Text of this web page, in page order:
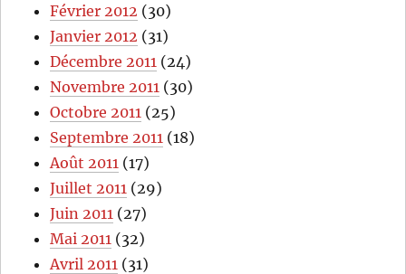
Février 2012 (30)
Janvier 2012 (31)
Décembre 2011 (24)
Novembre 2011 (30)
Octobre 2011 (25)
Septembre 2011 (18)
Août 2011 (17)
Juillet 2011 (29)
Juin 2011 (27)
Mai 2011 (32)
Avril 2011 (31)